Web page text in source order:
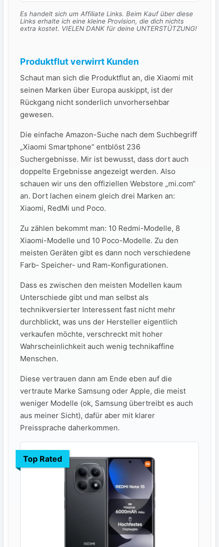
Es handelt sich um Affiliate Links. Beim Kauf über diese
Links erhalte ich eine kleine Provision, die dich nichts
extra kostet. VIELEN DANK für deine UNTERSTÜTZUNG!
Produktflut verwirrt Kunden
Schaut man sich die Produktflut an, die Xiaomi mit
seinen Marken über Europa auskippt, ist der
Rückgang nicht sonderlich unvorhersehbar
gewesen.
Die einfache Amazon-Suche nach dem Suchbegriff
„Xiaomi Smartphone“ entblöst 236
Suchergebnisse. Mir ist bewusst, dass dort auch
doppelte Ergebnisse angezeigt werden. Also
schauen wir uns den offiziellen Webstore „mi.com“
an. Dort lachen einem gleich drei Marken an:
Xiaomi, RedMi und Poco.
Zu zählen bekommt man: 10 Redmi-Modelle, 8
Xiaomi-Modelle und 10 Poco-Modelle. Zu den
meisten Geräten gibt es dann noch verschiedene
Farb- Speicher- und Ram-Konfigurationen.
Dass es zwischen den meisten Modellen kaum
Unterschiede gibt und man selbst als
technikversierter Interessent fast nicht mehr
durchblickt, was uns der Hersteller eigentlich
verkaufen möchte, verschreckt mit hoher
Wahrscheinlichkeit auch wenig technikaffine
Menschen.
Diese vertrauen dann am Ende eben auf die
vertraute Marke Samsung oder Apple, die meist
weniger Modelle (ok, Samsung übertreibt es auch
aus meiner Sicht), dafür aber mit klarer
Preissprache daherkommen.
Top Rated